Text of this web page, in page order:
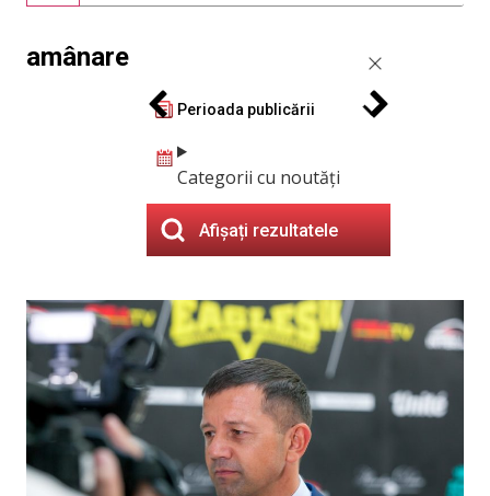
amânare
Perioada publicării
Categorii cu noutăți
Afișați rezultatele